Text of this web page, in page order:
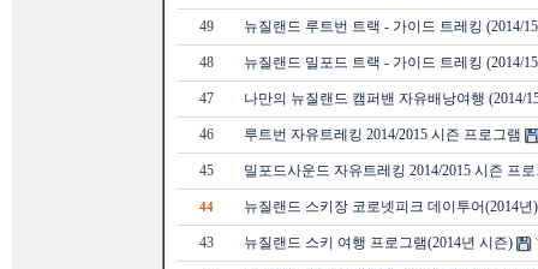
49 뉴질랜드 루트번 트랙 - 가이드 트레킹 (2014/
48 뉴질랜드 밀포드 트랙 - 가이드 트레킹 (2014/
47 나만의 뉴질랜드 캠퍼밴 자유배낭여행 (2014/
46 루트번 자유트레킹 2014/2015 시즌 프로그램
45 밀포드사운드 자유트레킹 2014/2015 시즌 프
44 뉴질랜드 스키장 코로넷피크 데이투어(2014년)
43 뉴질랜드 스키 여행 프로그램(2014년 시즌)